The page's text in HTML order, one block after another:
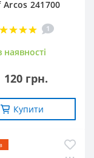
241700
1
наявностi
120 грн.
Купити